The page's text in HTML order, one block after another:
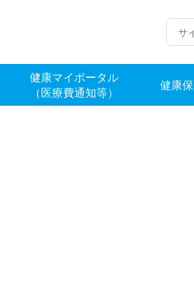
健康マイポータル
（医療費通知等）
健康